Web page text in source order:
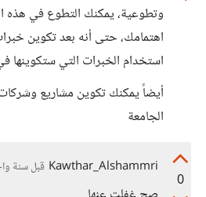
وتطوعية، يمكنك التطوع في هذه
اهتمامك، حتى أنه بعد تكوين
استخدام الخبرات التي ستكوينها
أيضاً يمكنك تكوين مشاريع
الجامعة
0
Kawthar_Alshammri قبل سنة